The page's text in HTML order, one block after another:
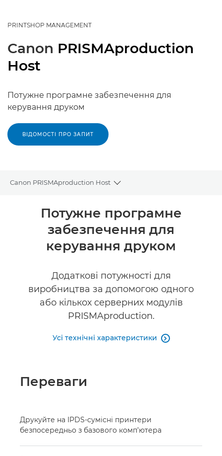
PRINTSHOP MANAGEMENT
Canon PRISMAproduction
Host
Потужне програмне забезпечення для
керування друком
ВІДОМОСТІ ПРО ЗАПИТ
Canon PRISMAproduction Host
Toggle breadcrumbs
Технічні характеристики
Потужне програмне
забезпечення для
керування друком
Додаткові потужності для
виробництва за допомогою одного
або кількох серверних модулів
PRISMAproduction.
Усі технічні характеристики 
Переваги
Друкуйте на IPDS-сумісні принтери
безпосередньо з базового комп’ютера